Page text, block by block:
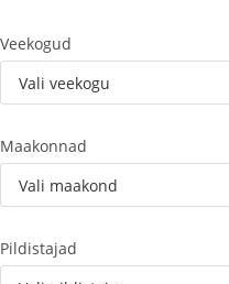
Veekogud
Maakonnad
Pildistajad